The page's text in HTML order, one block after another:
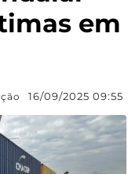
em
16/09/2025 09:55